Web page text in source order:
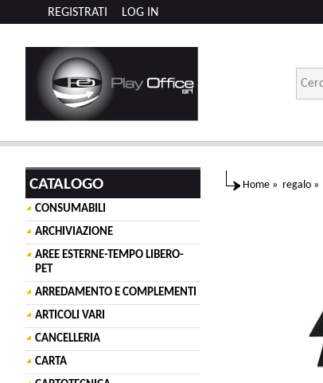
LOG IN
REGISTRATI
CATALOGO
CONSUMABILI
ARCHIVIAZIONE
AREE ESTERNE-TEMPO LIBERO-
PET
ARREDAMENTO E COMPLEMENTI
ARTICOLI VARI
CANCELLERIA
CARTA
Home » regalo »